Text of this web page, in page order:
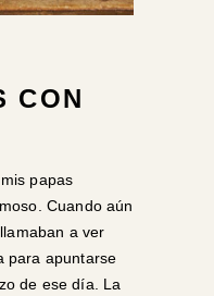
CON
papas
Cuando aún
a ver
para apuntarse
de ese día. La